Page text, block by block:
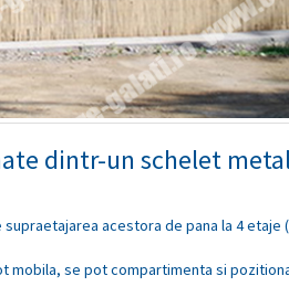
dintr-un schelet
acestora de pana la 4 etaje
mobila, se pot compartimenta si